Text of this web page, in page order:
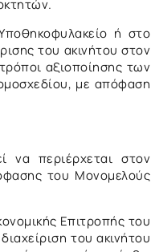
ή στο
του ακινήτου στον
αξιοποίησης των
με απόφαση
να περιέρχεται στον
του Μονομελούς
Επιτροπής του
του ακινήτου